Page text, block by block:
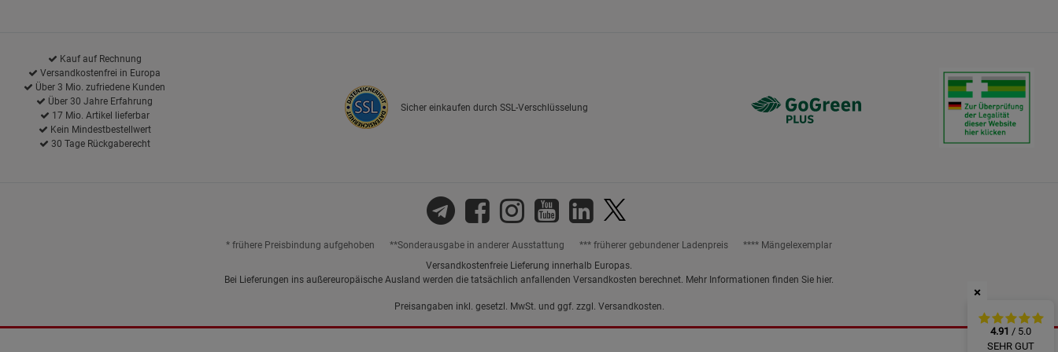
×
4.91 / 5.0
SEHR GUT
Kauf auf Rechnung
Versandkostenfrei in Europa
Über 3 Mio. zufriedene Kunden
Über 30 Jahre Erfahrung
17 Mio. Artikel lieferbar
Kein Mindestbestellwert
30 Tage Rückgaberecht
Sicher einkaufen durch SSL-Verschlüsselung
* frühere Preisbindung aufgehoben **Sonderausgabe in anderer Ausstattung *** früherer gebundener Ladenpreis
**** Mängelexemplar
Versandkostenfreie Lieferung innerhalb Europas.
Bei Lieferungen ins außereuropäische Ausland werden die tatsächlich anfallenden Versandkosten berechnet. Mehr Informationen finden Sie hier.
Preisangaben inkl. gesetzl. MwSt. und ggf. zzgl. Versandkosten.